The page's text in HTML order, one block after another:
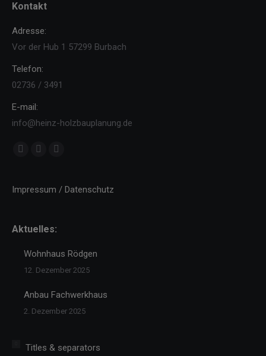
Kontakt
Adresse:
Vor der Hub 1 57299 Burbach
Telefon:
02736 / 3491
E-mail:
info@heinz-holzbauplanung.de
Finden Sie uns auf:
opens
window
opens
window
opens
window
Impressum / Datenschutz
Aktuelles:
Wohnhaus Rödgen
12. Dezember 2025
Anbau Fachwerkhaus
2. Dezember 2025
Titles & separators